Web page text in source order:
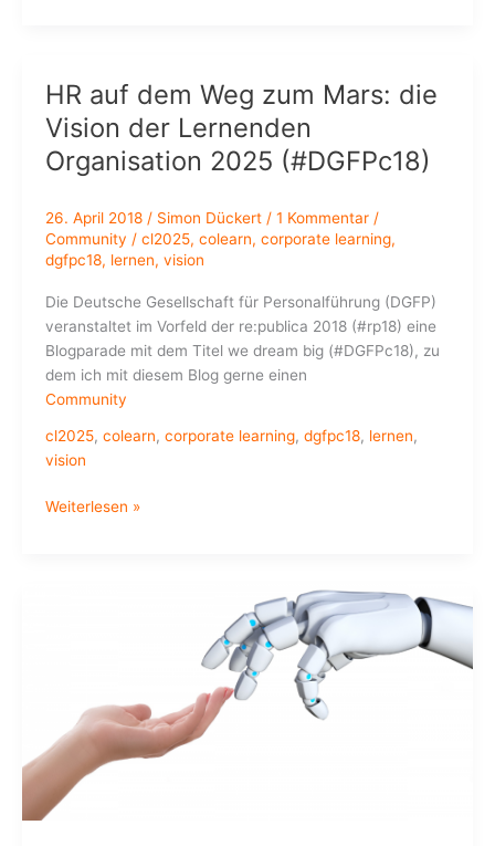
HR auf dem Weg zum Mars: die
Vision der Lernenden
Organisation 2025 (#DGFPc18)
26. April 2018 / Simon Dückert / 1 Kommentar /
Community / cl2025, colearn, corporate learning,
dgfpc18, lernen, vision
Die Deutsche Gesellschaft für Personalführung (DGFP)
veranstaltet im Vorfeld der re:publica 2018 (#rp18) eine
Blogparade mit dem Titel we dream big (#DGFPc18), zu
dem ich mit diesem Blog gerne einen
Community
cl2025, colearn, corporate learning, dgfpc18, lernen,
vision
HR
Lernenden
Organisation
2025
(#DGFPc18)
Weiterlesen »